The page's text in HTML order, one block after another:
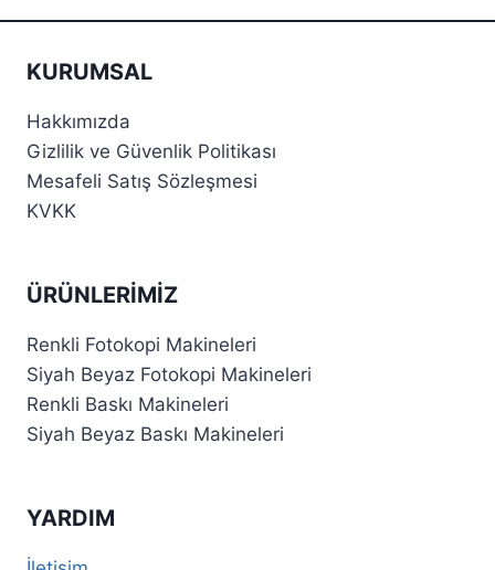
KURUMSAL
Hakkımızda
Gizlilik ve Güvenlik Politikası
Mesafeli Satış Sözleşmesi
KVKK
ÜRÜNLERIMIZ
Renkli Fotokopi Makineleri
Siyah Beyaz Fotokopi Makineleri
Renkli Baskı Makineleri
Siyah Beyaz Baskı Makineleri
YARDIM